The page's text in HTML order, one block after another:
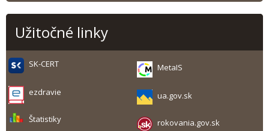
Užitočné linky
SK-CERT MetaIS
ezdravie ua.gov.sk
Štatistiky rokovania.gov.sk